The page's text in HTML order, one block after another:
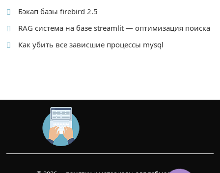
Бэкап базы firebird 2.5
RAG система на базе streamlit — оптимизация поиска
Как убить все зависшие процессы mysql